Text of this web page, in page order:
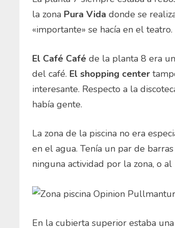
la zona Pura Vida donde se
«importante» se hacía en el teatro.
El Café Café de la planta 8 era
del café. El shopping center
interesante. Respecto a la
había gente.
La zona de la piscina no era
en el agua. Tenía un par de
ninguna actividad por la zona, o
En la cubierta superior estaba